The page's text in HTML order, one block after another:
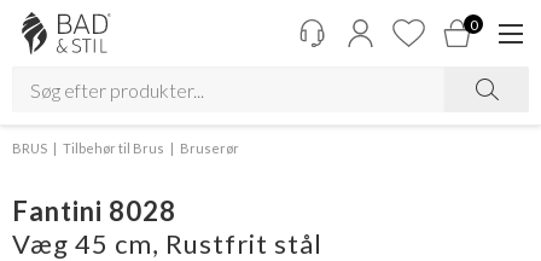
0
BRUS Tilbehør til Brus Bruserør
Fantini 8028
Væg 45 cm, Rustfrit stål